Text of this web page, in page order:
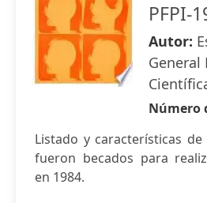
PFPI-
Autor:
General
Número
Listado y características
fueron becados para
en 1984.